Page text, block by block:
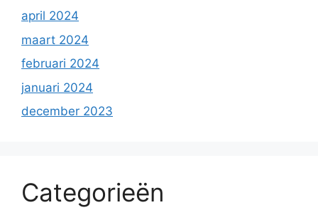
april 2024
maart 2024
februari 2024
januari 2024
december 2023
Categorieën